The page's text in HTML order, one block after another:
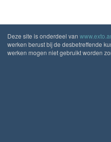
Deze site is onderdeel van
werken berust bij de desbetreffende
werken mogen niet gebruikt worden